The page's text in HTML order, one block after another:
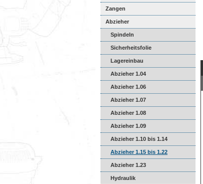
Zangen
Abzieher
Spindeln
Sicherheitsfolie
Lagereinbau
Abzieher 1.04
Abzieher 1.06
Abzieher 1.07
Abzieher 1.08
Abzieher 1.09
Abzieher 1.10 bis 1.14
Abzieher 1.15 bis 1.22
Abzieher 1.23
Hydraulik